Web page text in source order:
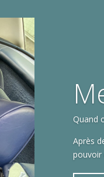
Quand
Après
pouvoir